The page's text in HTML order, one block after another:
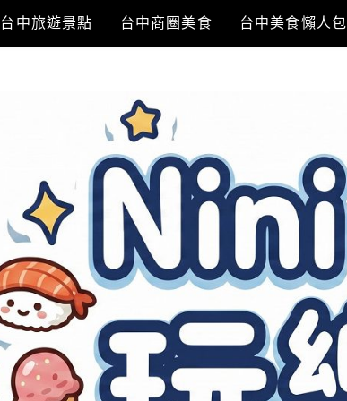
台中旅遊景點 台中商圈美食 台中美食懶人包